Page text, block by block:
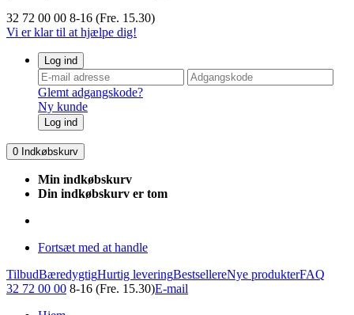
32 72 00 00 8-16 (Fre. 15.30)
Vi er klar til at hjælpe dig!
Log ind
Glemt adgangskode?
Ny kunde
Log ind
0 Indkøbskurv
Min indkøbskurv
Din indkøbskurv er tom
Fortsæt med at handle
TilbudBæredygtigHurtig leveringBestsellereNye produkterFAQ
32 72 00 00 8-16 (Fre. 15.30)E-mail